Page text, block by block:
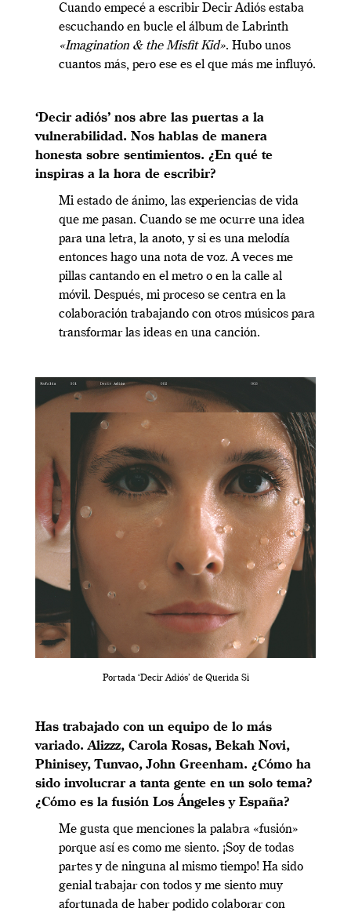
Cuando empecé a escribir Decir Adiós estaba
escuchando en bucle el álbum de Labrinth
«Imagination & the Misfit Kid». Hubo unos
cuantos más, pero ese es el que más me influyó.
‘Decir adiós’ nos abre las puertas a la
vulnerabilidad. Nos hablas de manera
honesta sobre sentimientos. ¿En qué te
inspiras a la hora de escribir?
Mi estado de ánimo, las experiencias de vida
que me pasan. Cuando se me ocurre una idea
para una letra, la anoto, y si es una melodía
entonces hago una nota de voz. A veces me
pillas cantando en el metro o en la calle al
móvil. Después, mi proceso se centra en la
colaboración trabajando con otros músicos para
transformar las ideas en una canción.
Portada ‘Decir Adiós’ de Querida Si
Has trabajado con un equipo de lo más
variado. Alizzz, Carola Rosas, Bekah Novi,
Phinisey, Tunvao, John Greenham. ¿Cómo ha
sido involucrar a tanta gente en un solo tema?
¿Cómo es la fusión Los Ángeles y España?
Me gusta que menciones la palabra «fusión»
porque así es como me siento. ¡Soy de todas
partes y de ninguna al mismo tiempo! Ha sido
genial trabajar con todos y me siento muy
afortunada de haber podido colaborar con